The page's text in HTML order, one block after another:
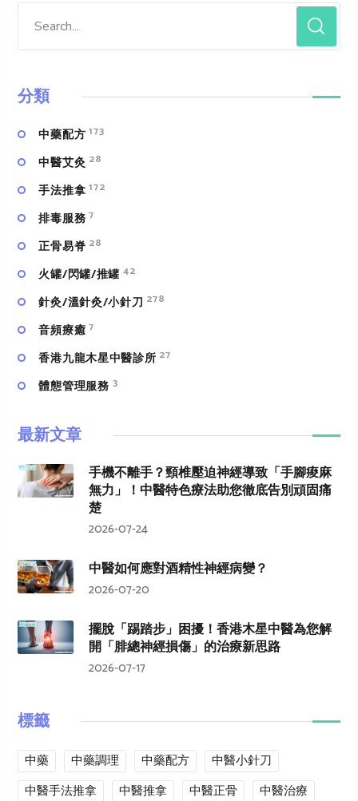
分類
中藥配方 173
中醫艾灸 28
手法推拿 172
排毒服務 7
正骨易脊 28
火罐/閃罐/推罐 42
針灸/溫針灸/小針刀 278
⾳頻療癒 7
香港九龍木星中醫診所 27
體態管理服務 3
最新文章
手機不離手？頸椎壓迫神經導致「手腳痠麻
無力」！中醫特色療法助您徹底告別頑固痛
楚
2026-07-24
中醫如何應對酒精性神經病變？
2026-07-20
擺脫「踢踏步」困擾！香港木星中醫為您解
開「腓總神經損傷」的治療新思路
2026-07-17
標籤
中藥 中藥調理 中藥配方
中醫小針刀
中醫手法推拿
中醫推拿 中醫正骨 中醫治療